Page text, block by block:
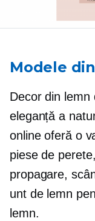
Modele
Decor din lemn
eleganță a
online oferă o
piese de
propagare,
unt de lemn
lemn.